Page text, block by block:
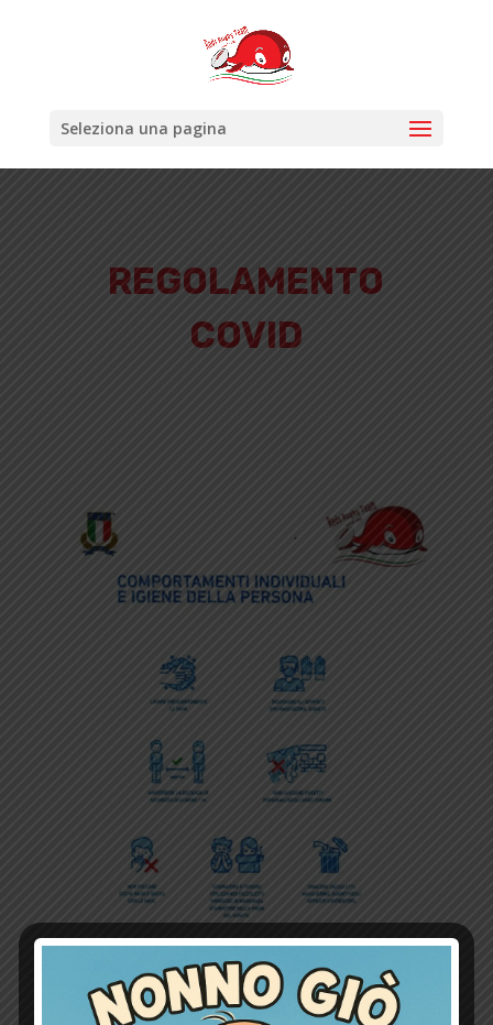
Seleziona una pagina
REGOLAMENTO
COVID